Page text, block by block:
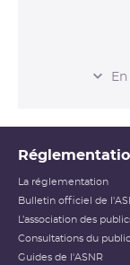
Niveau 2
Niveau 3
La réglementation
Bulletin officiel de
L’association des
Consultations du public
Guides de l'ASNR